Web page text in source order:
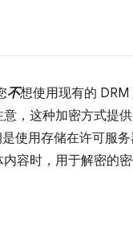
不想使用现有的
，这种加密方式提
使用存储在许可服
容时，用于解密的密